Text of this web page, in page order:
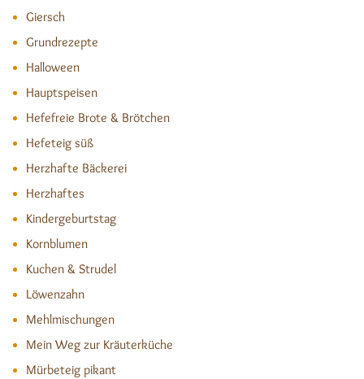
Giersch
Grundrezepte
Halloween
Hauptspeisen
Hefefreie Brote & Brötchen
Hefeteig süß
Herzhafte Bäckerei
Herzhaftes
Kindergeburtstag
Kornblumen
Kuchen & Strudel
Löwenzahn
Mehlmischungen
Mein Weg zur Kräuterküche
Mürbeteig pikant